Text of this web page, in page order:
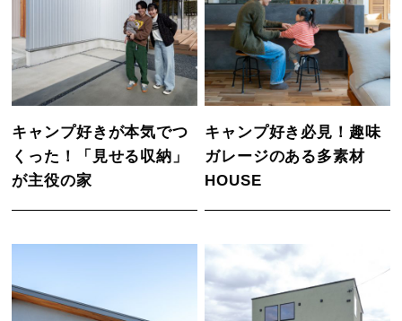
キャンプ好きが本気でつ
くった！「見せる収納」
が主役の家
キャンプ好き必見！趣味
ガレージのある多素材
HOUSE